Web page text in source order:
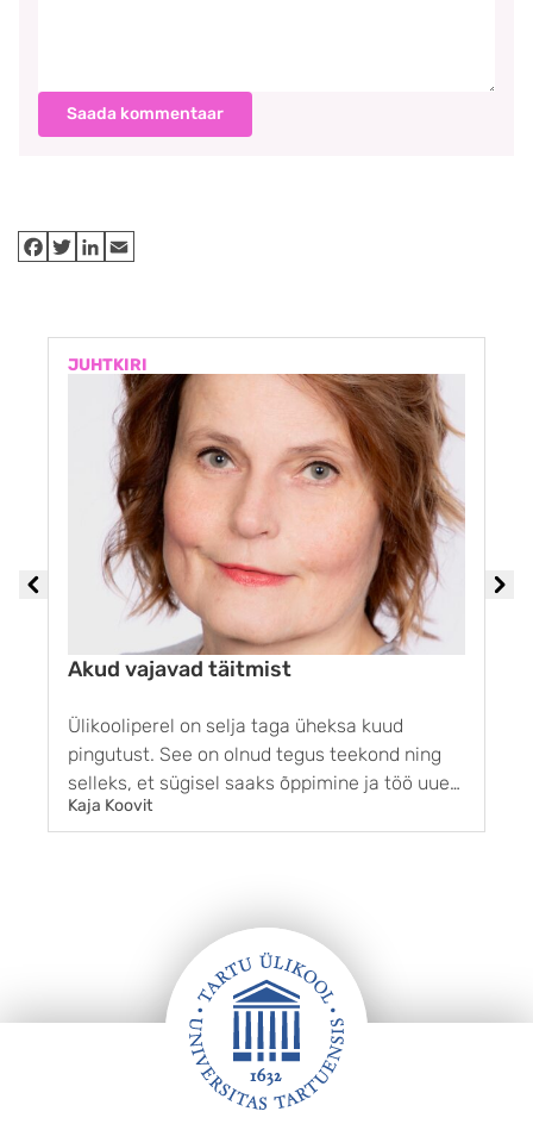
Saada kommentaar
JUHTKIRI
Akud vajavad täitmist
Ülikooliperel on selja taga üheksa kuud
pingutust. See on olnud tegus teekond ning
selleks, et sügisel saaks õppimine ja töö uue
hooga jätkuda, vajame kõik väikest akude
laadimise pausi. Paljud teevad oma teekonnal
Kaja Koovit